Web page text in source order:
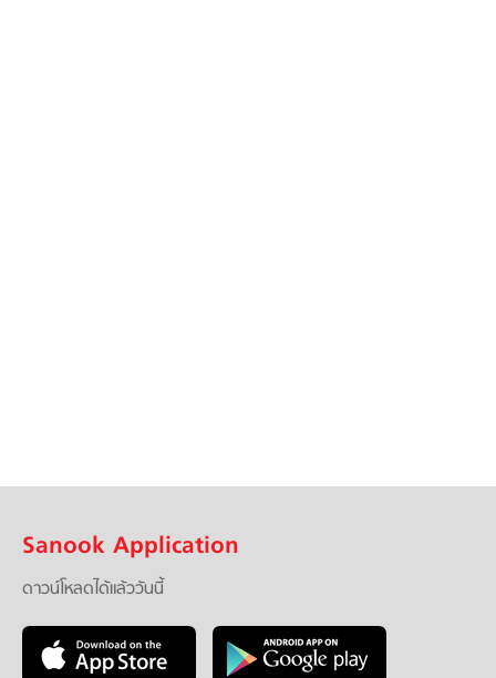
Sanook Application
ดาวน์โหลดได้แล้ววันนี้